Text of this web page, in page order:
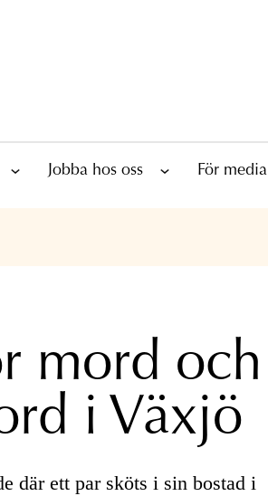
Jobba hos oss För media
mord och
i Växjö
där ett par sköts i sin bostad i